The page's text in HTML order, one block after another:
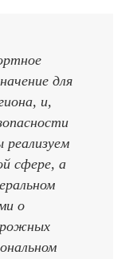
для
и,
сфере, а
о